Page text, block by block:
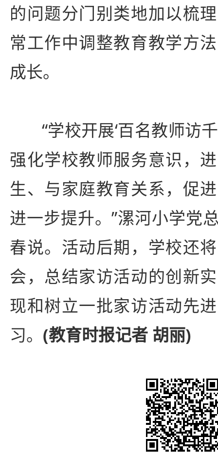
的问题分门别类地加以梳
常工作中调整教育教学方
成长。
“学校开展‘百名教师访
强化学校教师服务意识，
生、与家庭教育关系，促
进一步提升。”漯河小学党
春说。活动后期，学校还
会，总结家访活动的创新
现和树立一批家访活动先
习。 (教育时报记者 胡丽)